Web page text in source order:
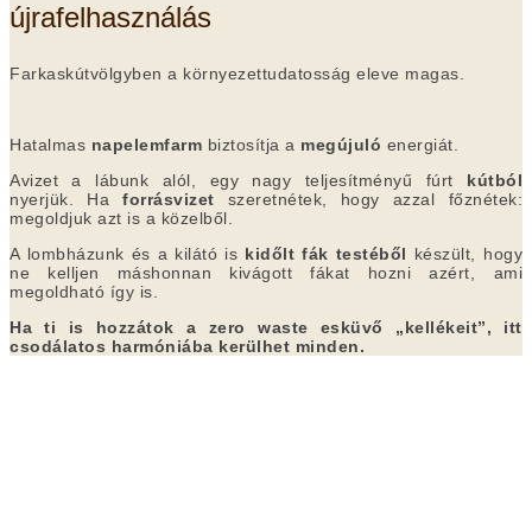
újrafelhasználás
Farkaskútvölgyben a környezettudatosság eleve magas.
Hatalmas napelemfarm biztosítja a megújuló energiát.
Avizet a lábunk alól, egy nagy teljesítményű fúrt kútból
nyerjük. Haforrásvizet szeretnétek, hogy azzal főznétek:
megoldjuk azt is a közelből.
A lombházunk és a kilátó is kidőlt fák testéből készült, hogy
ne kelljen máshonnan kivágott fákat hozni azért, ami
megoldható így is.
Ha ti is hozzátok a zero waste esküvő „kellékeit”, itt
csodálatos harmóniába kerülhet minden.